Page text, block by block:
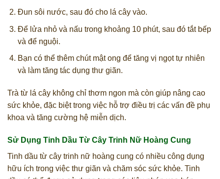
Đun sôi nước, sau đó cho lá cây vào.
Để lửa nhỏ và nấu trong khoảng 10 phút, sau đó tắt bếp
và để nguội.
Bạn có thể thêm chút mật ong để tăng vị ngọt tự nhiên
và làm tăng tác dụng thư giãn.
Trà từ lá cây không chỉ thơm ngon mà còn giúp nâng cao
sức khỏe, đặc biệt trong việc hỗ trợ điều trị các vấn đề phụ
khoa và tăng cường hệ miễn dịch.
Sử Dụng Tinh Dầu Từ Cây Trinh Nữ Hoàng Cung
Tinh dầu từ cây trinh nữ hoàng cung có nhiều công dụng
hữu ích trong việc thư giãn và chăm sóc sức khỏe. Tinh